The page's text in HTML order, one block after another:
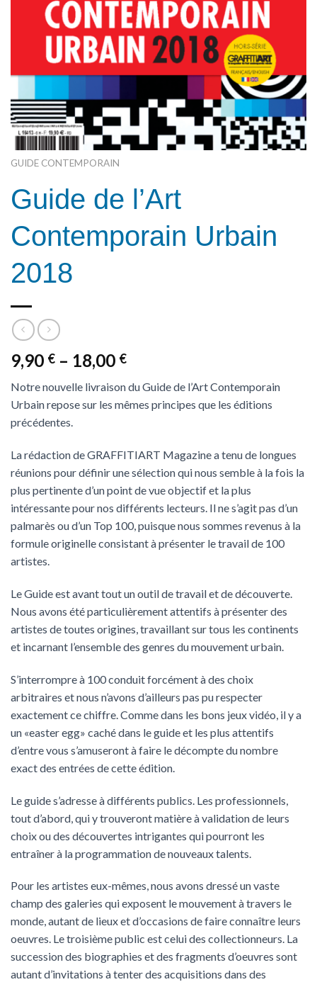
GUIDE CONTEMPORAIN
Guide de l’Art
Contemporain Urbain
2018
9,90 € – 18,00 €
Notre nouvelle livraison du Guide de l’Art Contemporain
Urbain repose sur les mêmes principes que les éditions
précédentes.
La rédaction de GRAFFITIART Magazine a tenu de longues
réunions pour définir une sélection qui nous semble à la fois la
plus pertinente d’un point de vue objectif et la plus
intéressante pour nos différents lecteurs. Il ne s’agit pas d’un
palmarès ou d’un Top 100, puisque nous sommes revenus à la
formule originelle consistant à présenter le travail de 100
artistes.
Le Guide est avant tout un outil de travail et de découverte.
Nous avons été particulièrement attentifs à présenter des
artistes de toutes origines, travaillant sur tous les continents
et incarnant l’ensemble des genres du mouvement urbain.
S’interrompre à 100 conduit forcément à des choix
arbitraires et nous n’avons d’ailleurs pas pu respecter
exactement ce chiffre. Comme dans les bons jeux vidéo, il y a
un «easter egg» caché dans le guide et les plus attentifs
d’entre vous s’amuseront à faire le décompte du nombre
exact des entrées de cette édition.
Le guide s’adresse à différents publics. Les professionnels,
tout d’abord, qui y trouveront matière à validation de leurs
choix ou des découvertes intrigantes qui pourront les
entraîner à la programmation de nouveaux talents.
Pour les artistes eux-mêmes, nous avons dressé un vaste
champ des galeries qui exposent le mouvement à travers le
monde, autant de lieux et d’occasions de faire connaître leurs
oeuvres. Le troisième public est celui des collectionneurs. La
succession des biographies et des fragments d’oeuvres sont
autant d’invitations à tenter des acquisitions dans des